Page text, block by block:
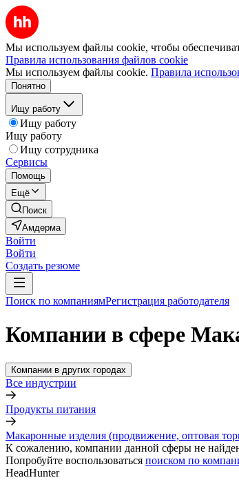
Мы используем файлы cookie, чтобы
Правила использования файлов cookie
Мы используем файлы cookie. Правила
Понятно
Ищу работу
Ищу работу
Ищу работу
Ищу сотрудника
Сервисы
Помощь
Ещё
Поиск
Амдерма
Войти
Войти
Создать резюме
Поиск по компаниямРегистрация работодателя
Компании в сфере
Компании в других городах
Все индустрии
Продукты питания
Макаронные изделия (продвижение, оптовая
К сожалению, компании данной сферы не
Попробуйте воспользоваться поиском по
HeadHunter